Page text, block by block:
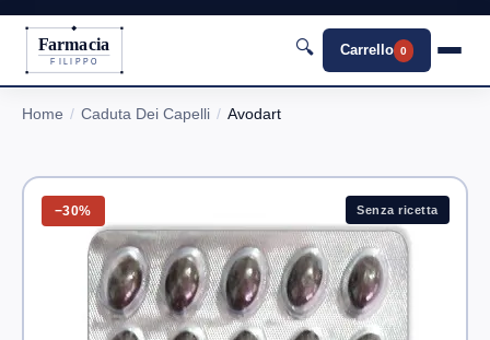
Farmacia
FILIPPO
🔍 Carrello 0
Home Caduta Dei Capelli Avodart
−30% Senza ricetta